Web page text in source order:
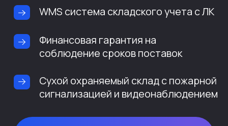
сигнализацией и видеонаблюдением
Рассчитать стоимость